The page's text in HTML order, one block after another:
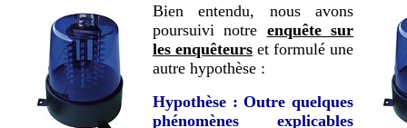
Bien entendu, nous avons
poursuivi notre enquête sur
les enquêteurs et formulé une
autre hypothèse :
Hypothèse : Outre quelques
phénomènes explicables